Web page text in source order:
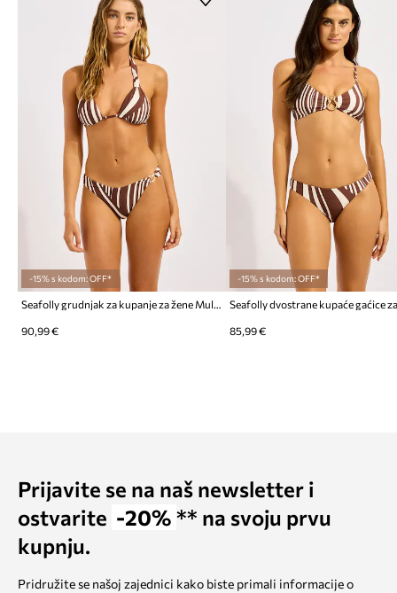
-15% s kodom: OFF*
Seafolly grudnjak za kupanje za žene Multi Fit Longline Tri
90,99 €
-15% s kodom: OFF*
85,99 €
Prijavite se na naš newsletter i
ostvarite -20% ** na svoju prvu
kupnju.
Pridružite se našoj zajednici kako biste primali informacije o